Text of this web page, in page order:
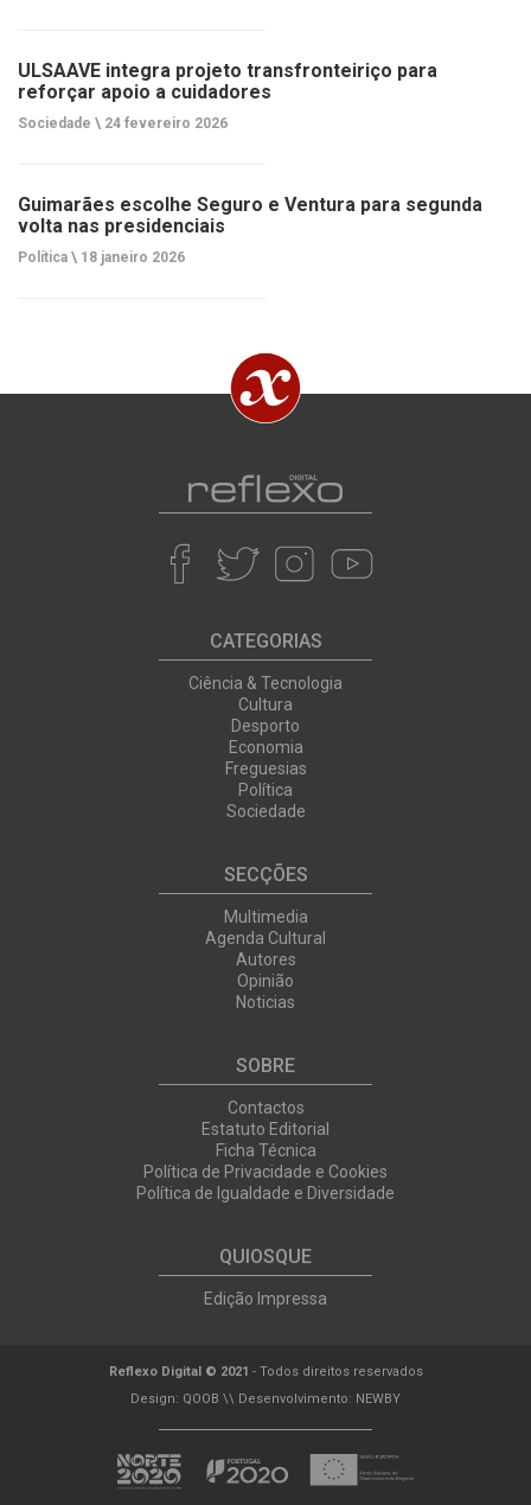
ULSAAVE integra projeto transfronteiriço para
reforçar apoio a cuidadores
Sociedade \ 24 fevereiro 2026
Guimarães escolhe Seguro e Ventura para segunda
volta nas presidenciais
Política \ 18 janeiro 2026
CATEGORIAS
Ciência & Tecnologia
Cultura
Desporto
Economia
Freguesias
Política
Sociedade
SECÇÕES
Multimedia
Agenda Cultural
Autores
Opinião
Noticias
SOBRE
Contactos
Estatuto Editorial
Ficha Técnica
Política de Privacidade e Cookies
Política de Igualdade e Diversidade
QUIOSQUE
Edição Impressa
Reflexo Digital © 2021 - Todos direitos reservados
Design: QOOB \\ Desenvolvimento: NEWBY